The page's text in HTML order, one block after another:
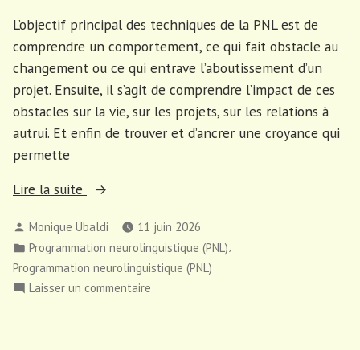
L’objectif principal des techniques de la PNL est de
comprendre un comportement, ce qui fait obstacle au
changement ou ce qui entrave l’aboutissement d’un
projet. Ensuite, il s’agit de comprendre l’impact de ces
obstacles sur la vie, sur les projets, sur les relations à
autrui. Et enfin de trouver et d’ancrer une croyance qui
permette
Lire la suite
« Qu’est-
que
c’est
la
programmation
Publié
par
Monique Ubaldi
11 juin 2026
Publié
dans
Programmation neurolinguistique (PNL),
Programmation neurolinguistique (PNL)
Laisser un commentaire